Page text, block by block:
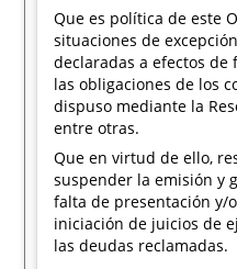
Que es política de este
situaciones de
declaradas a efectos
las obligaciones de los
dispuso mediante la
entre otras.
Que en virtud de ello,
suspender la emisión y
falta de presentación y/
iniciación de juicios de
las deudas reclamadas.